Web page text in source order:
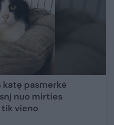
pasmerkė
nuo mirties
vieno